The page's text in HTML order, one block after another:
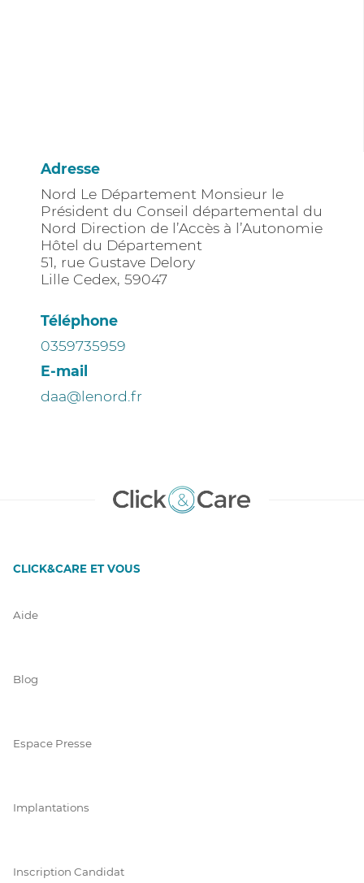
Adresse
Nord Le Département Monsieur le
Président du Conseil départemental du
Nord Direction de l’Accès à l’Autonomie
Hôtel du Département
51, rue Gustave Delory
Lille Cedex, 59047
Téléphone
0359735959
E-mail
daa@lenord.fr
CLICK&CARE ET VOUS
Aide
Blog
Espace Presse
Implantations
Inscription Candidat